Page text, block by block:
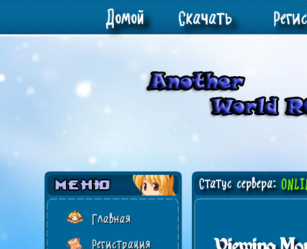
Домой Скачать
Главная
Регистрация
Статус сервера: